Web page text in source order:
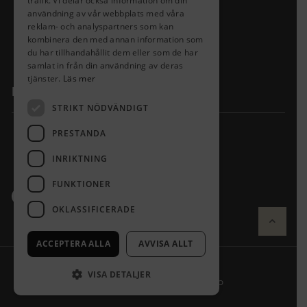
INTEGRITETSPOLICY
PRESSMATERIAL
RETURPORTAL
KONTAKT
KAJVÄGEN 4, 365 94 SKRUV
0478-20133
PRODUKTION AV GOTA MEDIA BRAND STUDIO
användning av vår webbplats med våra
reklam- och analyspartners som kan
kombinera den med annan information som
du har tillhandahållit dem eller som de har
samlat in från din användning av deras
tjänster. Läs mer
STRIKT NÖDVÄNDIGT
PRESTANDA
INRIKTNING
FUNKTIONER
OKLASSIFICERADE
ACCEPTERA ALLA AVVISA ALLT
VISA DETALJER